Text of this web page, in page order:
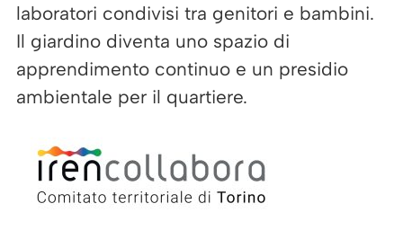
laboratori condivisi tra genitori e bambini.
Il giardino diventa uno spazio di
apprendimento continuo e un presidio
ambientale per il quartiere.